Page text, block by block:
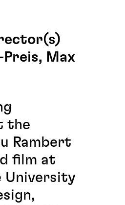
Max
the
Rambert
film at
University